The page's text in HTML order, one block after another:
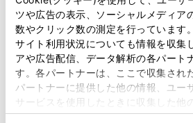
ツや広告の表示、ソーシャルメディア
数やクリック数の測定を行っています
サイト利用状況についても情報を収集
アや広告配信、データ解析の各パート
す。各パートナーは、ここで収集され
パートナーに提供した他の情報、ユー
サービスを使用したときに収集した他
使用することがあります。当ウェブサ
トレッド前／後
1545/1530mm
室内長×室内幅× 室内高
2950 × 1560 ×1265mm
車両重量
1630kg